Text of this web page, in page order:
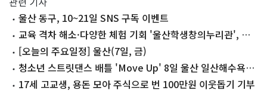
관련 기사
울산 동구, 10~21일 SNS 구독 이벤트
교육 격차 해소·다양한 체험 기회 '울산학생창의누리관', 이
달 말 개관
[오늘의 주요일정] 울산(7일, 금)
청소년 스트릿댄스 배틀 'Move Up' 8일 울산 일산해수욕장
서 개최
17세 고교생, 용돈 모아 주식으로 번 100만원 이웃돕기 기부